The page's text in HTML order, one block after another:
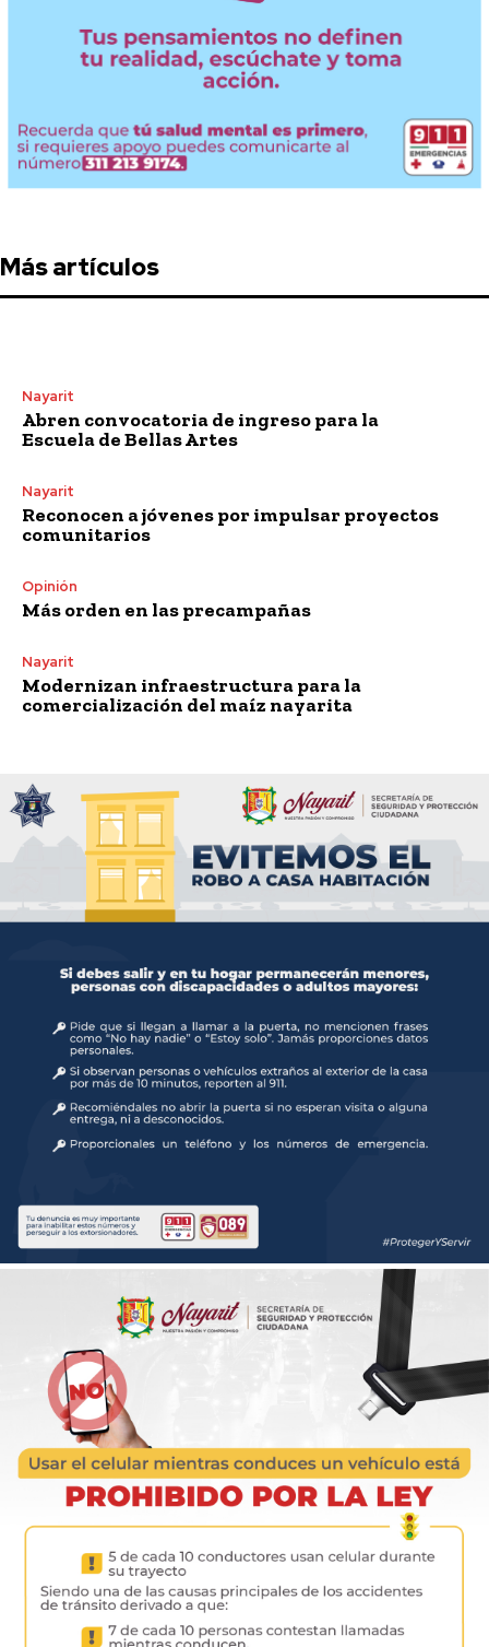
Más artículos
Nayarit
Abren convocatoria de ingreso para la
Escuela de Bellas Artes
Nayarit
Reconocen a jóvenes por impulsar proyectos
comunitarios
Opinión
Más orden en las precampañas
Nayarit
Modernizan infraestructura para la
comercialización del maíz nayarita